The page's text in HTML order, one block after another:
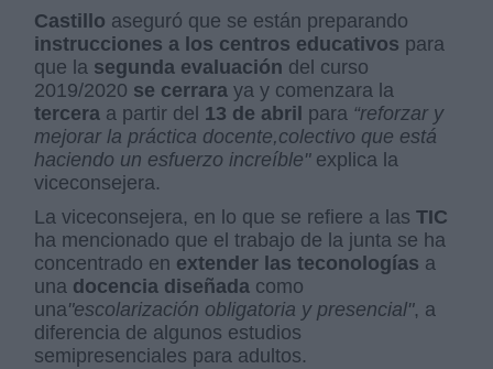
Castillo aseguró que se están preparando
instrucciones a los centros educativos para
que la segunda evaluación del curso
2019/2020 se cerraraya y comenzara la
tercera a partir del 13 de abril para “reforzar y
mejorar la práctica docente,colectivo que está
haciendo un esfuerzo increíble" explica la
viceconsejera.
La viceconsejera, en lo que se refiere a lasTIC
ha mencionado que el trabajo de la junta se ha
concentrado en extender las teconologías a
una docencia diseñada como
una"escolarización obligatoria y presencial", a
diferencia de algunos estudios
semipresenciales para adultos.